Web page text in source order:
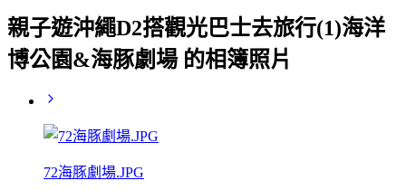
親子遊沖繩D2搭觀光巴士去旅行(1)海洋
博公園&海豚劇場 的相簿照片
72海豚劇場.JPG